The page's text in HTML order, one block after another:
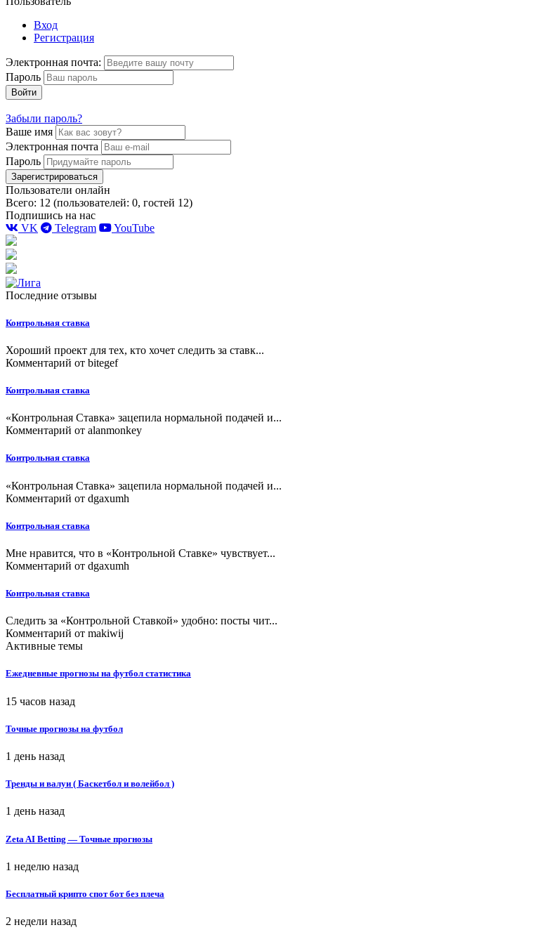
Вход
Регистрация
Электронная почта:
Пароль
Войти
Забыли пароль?
Ваше имя
Электронная почта
Пароль
Зарегистрироваться
Пользователи онлайн
Всего: 12 (пользователей: 0, гостей 12)
Подпишись на нас
VK
Telegram YouTube
Последние отзывы
Контрольная ставка
Хороший проект для тех, кто хочет следить за ставк...
Комментарий от bitegef
Контрольная ставка
«Контрольная Ставка» зацепила нормальной подачей и...
Комментарий от alanmonkey
Контрольная ставка
«Контрольная Ставка» зацепила нормальной подачей и...
Комментарий от dgaxumh
Контрольная ставка
Мне нравится, что в «Контрольной Ставке» чувствует...
Комментарий от dgaxumh
Контрольная ставка
Следить за «Контрольной Ставкой» удобно: посты чит...
Комментарий от makiwij
Активные темы
Ежедневные прогнозы на футбол статистика
15 часов назад
Точные прогнозы на футбол
1 день назад
Тренды и валуи ( Баскетбол и волейбол )
1 день назад
Zeta AI Betting — Точные прогнозы
1 неделю назад
Бесплатный крипто спот бот без плеча
2 недели назад